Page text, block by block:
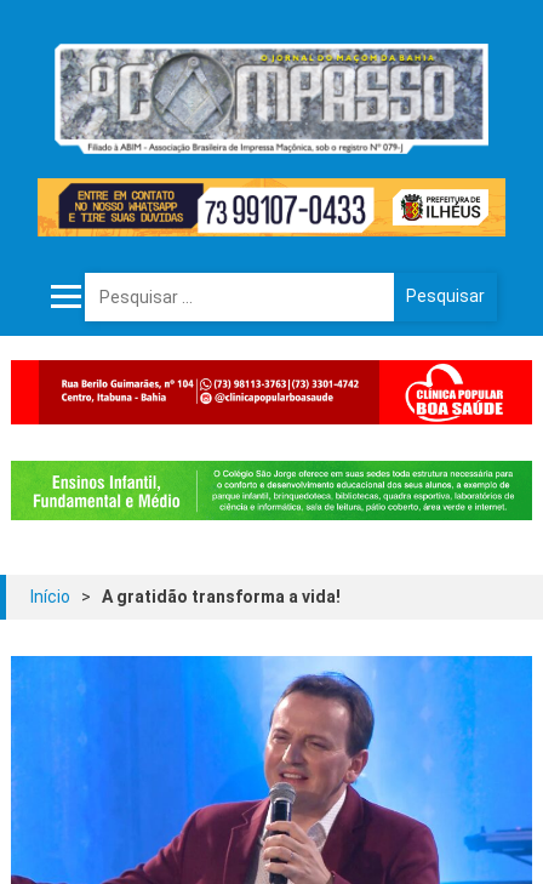
Pesquisar por:
Início > A gratidão transforma a vida!